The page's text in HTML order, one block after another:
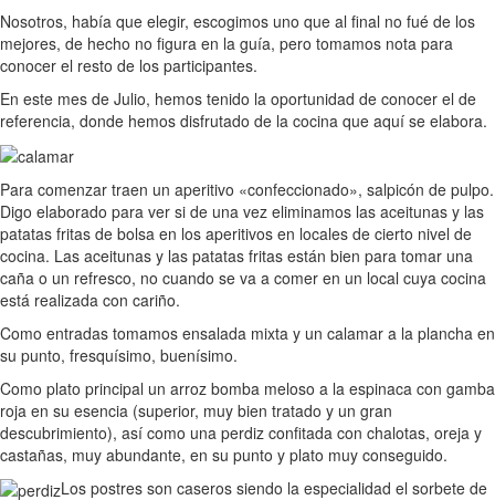
Nosotros, había que elegir, escogimos uno que al final no fué de los
mejores, de hecho no figura en la guía, pero tomamos nota para
conocer el resto de los participantes.
En este mes de Julio, hemos tenido la oportunidad de conocer el de
referencia, donde hemos disfrutado de la cocina que aquí se elabora.
Para comenzar traen un aperitivo «confeccionado», salpicón de pulpo.
Digo elaborado para ver si de una vez eliminamos las aceitunas y las
patatas fritas de bolsa en los aperitivos en locales de cierto nivel de
cocina. Las aceitunas y las patatas fritas están bien para tomar una
caña o un refresco, no cuando se va a comer en un local cuya cocina
está realizada con cariño.
Como entradas tomamos ensalada mixta y un calamar a la plancha en
su punto, fresquísimo, buenísimo.
Como plato principal un arroz bomba meloso a la espinaca con gamba
roja en su esencia (superior, muy bien tratado y un gran
descubrimiento), así como una perdiz confitada con chalotas, oreja y
castañas, muy abundante, en su punto y plato muy conseguido.
Los postres son caseros siendo la especialidad el sorbete de